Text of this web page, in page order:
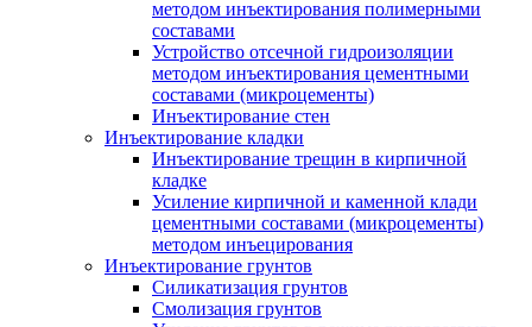
методом инъектирования полимерными
составами
Устройство отсечной гидроизоляции
методом инъектирования цементными
составами (микроцементы)
Инъектирование стен
Инъектирование кладки
Инъектирование трещин в кирпичной
кладке
Усиление кирпичной и каменной клади
цементными составами (микроцементы)
методом инъецирования
Инъектирование грунтов
Силикатизация грунтов
Смолизация грунтов